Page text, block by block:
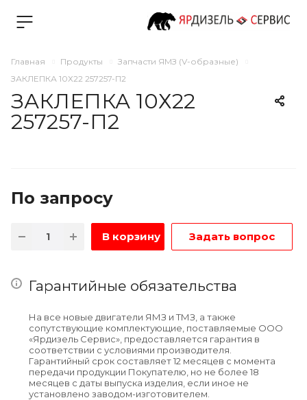
Главная Продукты
Запчасти ЯМЗ (V-образные)
ЗАКЛЕПКА 10Х22 257257-П2
ЗАКЛЕПКА 10Х22
257257-П2
По запросу
В корзину Задать вопрос
Гарантийные обязательства
На все новые двигатели ЯМЗ и ТМЗ, а также
сопутствующие комплектующие, поставляемые ООО
«Ярдизель Сервис», предоставляется гарантия в
соответствии с условиями производителя.
Гарантийный срок составляет 12 месяцев с момента
передачи продукции Покупателю, но не более 18
месяцев с даты выпуска изделия, если иное не
установлено заводом-изготовителем.